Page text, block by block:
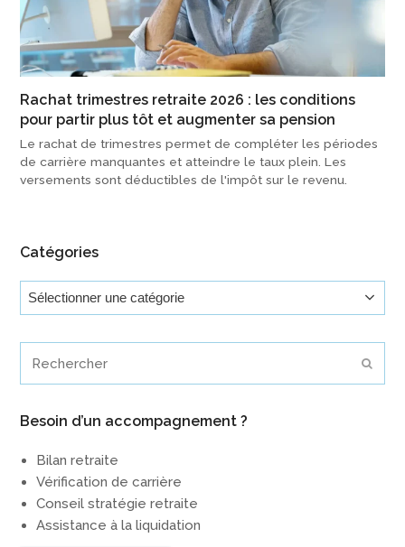
Rachat trimestres retraite 2026 : les conditions
pour partir plus tôt et augmenter sa pension
Le rachat de trimestres permet de compléter les périodes
de carrière manquantes et atteindre le taux plein. Les
versements sont déductibles de l'impôt sur le revenu.
Catégories
Catégories
Besoin d’un accompagnement ?
Bilan retraite
Vérification de carrière
Conseil stratégie retraite
Assistance à la liquidation